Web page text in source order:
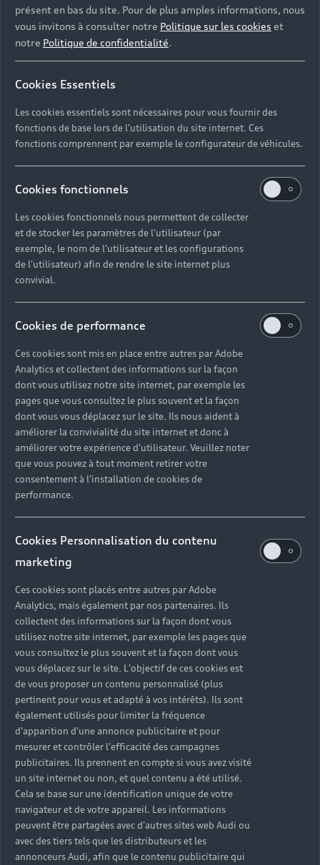
présent en bas du site. Pour de plus amples informations, nous
vous invitons à consulter notre Politique sur les cookies et
notre Politique de confidentialité.
Cookies Essentiels
Les cookies essentiels sont nécessaires pour vous fournir des
fonctions de base lors de l'utilisation du site internet. Ces
fonctions comprennent par exemple le configurateur de véhicules.
Cookies fonctionnels
Les cookies fonctionnels nous permettent de collecter
et de stocker les paramètres de l'utilisateur (par
exemple, le nom de l'utilisateur et les configurations
de l'utilisateur) afin de rendre le site internet plus
convivial.
Cookies de performance
Ces cookies sont mis en place entre autres par Adobe
Analytics et collectent des informations sur la façon
dont vous utilisez notre site internet, par exemple les
pages que vous consultez le plus souvent et la façon
dont vous vous déplacez sur le site. Ils nous aident à
améliorer la convivialité du site internet et donc à
améliorer votre expérience d'utilisateur. Veuillez noter
que vous pouvez à tout moment retirer votre
consentement à l'installation de cookies de
performance.
Cookies Personnalisation du contenu
marketing
Ces cookies sont placés entre autres par Adobe
Analytics, mais également par nos partenaires. Ils
collectent des informations sur la façon dont vous
utilisez notre site internet, par exemple les pages que
vous consultez le plus souvent et la façon dont vous
vous déplacez sur le site. L'objectif de ces cookies est
de vous proposer un contenu personnalisé (plus
pertinent pour vous et adapté à vos intérêts). Ils sont
également utilisés pour limiter la fréquence
d'apparition d'une annonce publicitaire et pour
mesurer et contrôler l'efficacité des campagnes
publicitaires. Ils prennent en compte si vous avez visité
un site internet ou non, et quel contenu a été utilisé.
Cela se base sur une identification unique de votre
navigateur et de votre appareil. Les informations
peuvent être partagées avec d'autres sites web Audi ou
avec des tiers tels que les distributeurs et les
annonceurs Audi, afin que le contenu publicitaire qui